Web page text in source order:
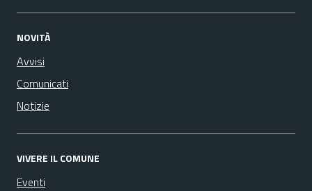
NOVITÀ
Avvisi
Comunicati
Notizie
VIVERE IL COMUNE
Eventi